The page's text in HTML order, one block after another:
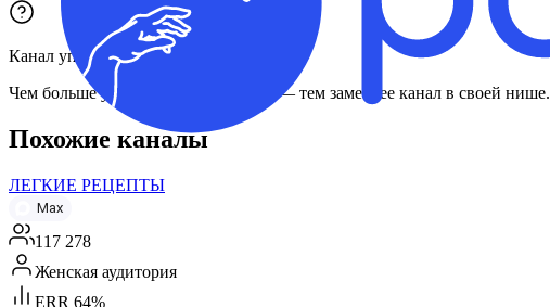
Канал упомянули 43 раза
Чем больше упоминаний и каналов — тем заметнее канал в своей нише.
Похожие каналы
ЛЕГКИЕ РЕЦЕПТЫ
Max
117 278
Женская аудитория
ERR 64%